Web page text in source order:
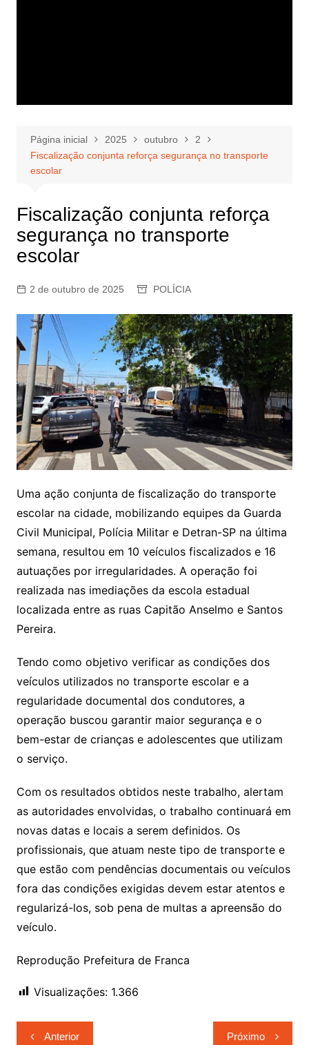
Página inicial 2025 outubro
2
Fiscalização conjunta reforça segurança no transporte
escolar
Fiscalização conjunta reforça
segurança no transporte
escolar
2 de outubro de 2025 POLÍCIA
Uma ação conjunta de fiscalização do transporte
escolar na cidade, mobilizando equipes da Guarda
Civil Municipal, Polícia Militar e Detran-SP na última
semana, resultou em 10 veículos fiscalizados e 16
autuações por irregularidades. A operação foi
realizada nas imediações da escola estadual
localizada entre as ruas Capitão Anselmo e Santos
Pereira.
Tendo como objetivo verificar as condições dos
veículos utilizados no transporte escolar e a
regularidade documental dos condutores, a
operação buscou garantir maior segurança e o
bem-estar de crianças e adolescentes que utilizam
o serviço.
Com os resultados obtidos neste trabalho, alertam
as autoridades envolvidas, o trabalho continuará em
novas datas e locais a serem definidos. Os
profissionais, que atuam neste tipo de transporte e
que estão com pendências documentais ou veículos
fora das condições exigidas devem estar atentos e
regularizá-los, sob pena de multas a apreensão do
veículo.
Reprodução Prefeitura de Franca
Visualizações: 1.366
Navegação
Anterior Próximo